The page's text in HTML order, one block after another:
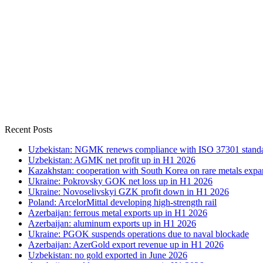
Recent Posts
Uzbekistan: NGMK renews compliance with ISO 37301
Uzbekistan: AGMK net profit up in H1 2026
Kazakhstan: cooperation with South Korea on rare metals
Ukraine: Pokrovsky GOK net loss up in H1 2026
Ukraine: Novoselivskyi GZK profit down in H1 2026
Poland: ArcelorMittal developing high-strength rail
Azerbaijan: ferrous metal exports up in H1 2026
Azerbaijan: aluminum exports up in H1 2026
Ukraine: PGOK suspends operations due to naval blockade
Azerbaijan: AzerGold export revenue up in H1 2026
Uzbekistan: no gold exported in June 2026